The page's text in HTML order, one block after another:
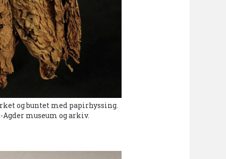
og buntet med papirhyssing.
Agder museum og arkiv.